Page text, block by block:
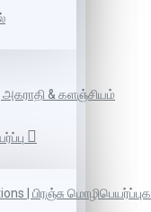
அகராதி & களஞ்சியம்
| பிரஞ்சு